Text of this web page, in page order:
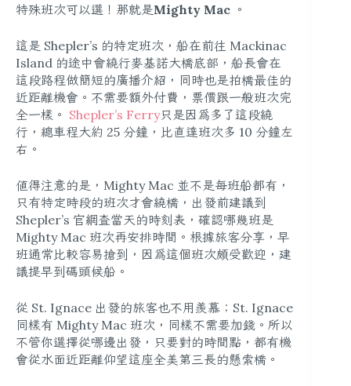
特殊班次可以選！那就是Mighty Mac 。
這是 Shepler’s 的特定班次，船在前往 Mackinac
Island 的途中會繞行麥基諾大橋底部，船長會在
這段路程做簡短的廣播介紹，同時也是拍橋最佳的
近距離機會。不需要額外付費，票價跟一般班次完
全一樣。 Shepler’s Ferry只是因為多了這段繞
行，總車程大約 25 分鐘，比直達班次多 10 分鐘左
右。
值得注意的是，Mighty Mac 並不是每班船都有，
只有特定時段的班次才會繞橋，出發前建議到
Shepler’s 官網查當天的時刻表，確認哪幾班是
Mighty Mac 班次再安排時間。根據旅客分享，早
班通常比較容易搶到，因為這個班次頗受歡迎，建
議提早到碼頭候船。
從 St. Ignace 出發的旅客也不用羨慕；St. Ignace
同樣有 Mighty Mac 班次，同樣不需要加錢。所以
不管你選擇從哪邊出發，只要對的時間點，都有機
會從水面近距離仰望這座全美第三長的懸索橋。